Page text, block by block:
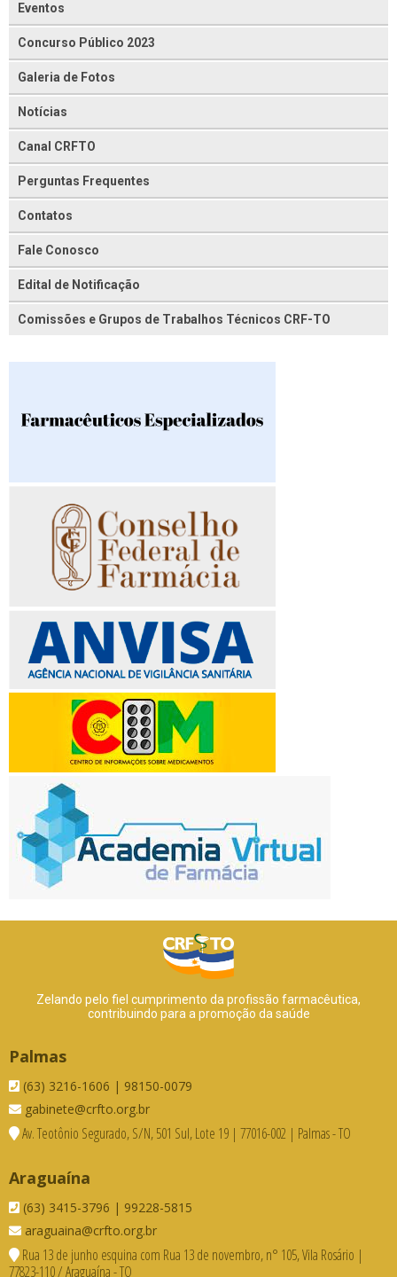
Eventos
Concurso Público 2023
Galeria de Fotos
Notícias
Canal CRFTO
Perguntas Frequentes
Contatos
Fale Conosco
Edital de Notificação
Comissões e Grupos de Trabalhos Técnicos CRF-TO
Zelando pelo fiel cumprimento da profissão farmacêutica,
contribuindo para a promoção da saúde
Palmas
(63) 3216-1606 | 98150-0079
gabinete@crfto.org.br
Av. Teotônio Segurado, S/N, 501 Sul, Lote 19 | 77016-002 | Palmas - TO
Araguaína
(63) 3415-3796 | 99228-5815
araguaina@crfto.org.br
Rua 13 de junho esquina com Rua 13 de novembro, n° 105, Vila Rosário |
77823-110 / Araguaína - TO